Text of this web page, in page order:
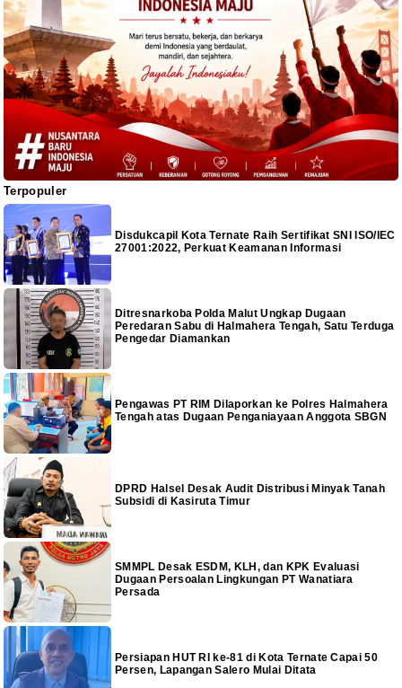
Terpopuler
Disdukcapil Kota Ternate Raih Sertifikat SNI ISO/IEC
27001:2022, Perkuat Keamanan Informasi
Ditresnarkoba Polda Malut Ungkap Dugaan
Peredaran Sabu di Halmahera Tengah, Satu Terduga
Pengedar Diamankan
Pengawas PT RIM Dilaporkan ke Polres Halmahera
Tengah atas Dugaan Penganiayaan Anggota SBGN
DPRD Halsel Desak Audit Distribusi Minyak Tanah
Subsidi di Kasiruta Timur
SMMPL Desak ESDM, KLH, dan KPK Evaluasi
Dugaan Persoalan Lingkungan PT Wanatiara
Persada
Persiapan HUT RI ke-81 di Kota Ternate Capai 50
Persen, Lapangan Salero Mulai Ditata